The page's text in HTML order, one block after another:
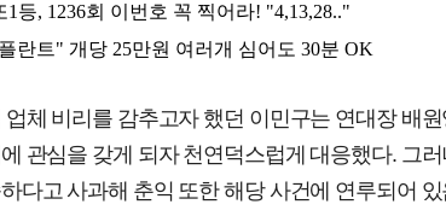
업체 비리를 감추고자 했던 이민구는 연대장 배
관심을 갖게 되자 천연덕스럽게 대응했다. 그
다고 사과해 춘익 또한 해당 사건에 연루되어